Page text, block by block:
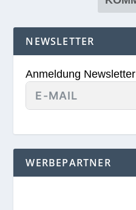
NEWSLETTER
Anmeldung Newsletter
WERBEPARTNER